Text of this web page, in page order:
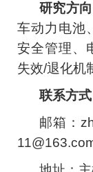
研究方向
车动力电池
安全管理、
失效/退化机
联系方式
邮箱：